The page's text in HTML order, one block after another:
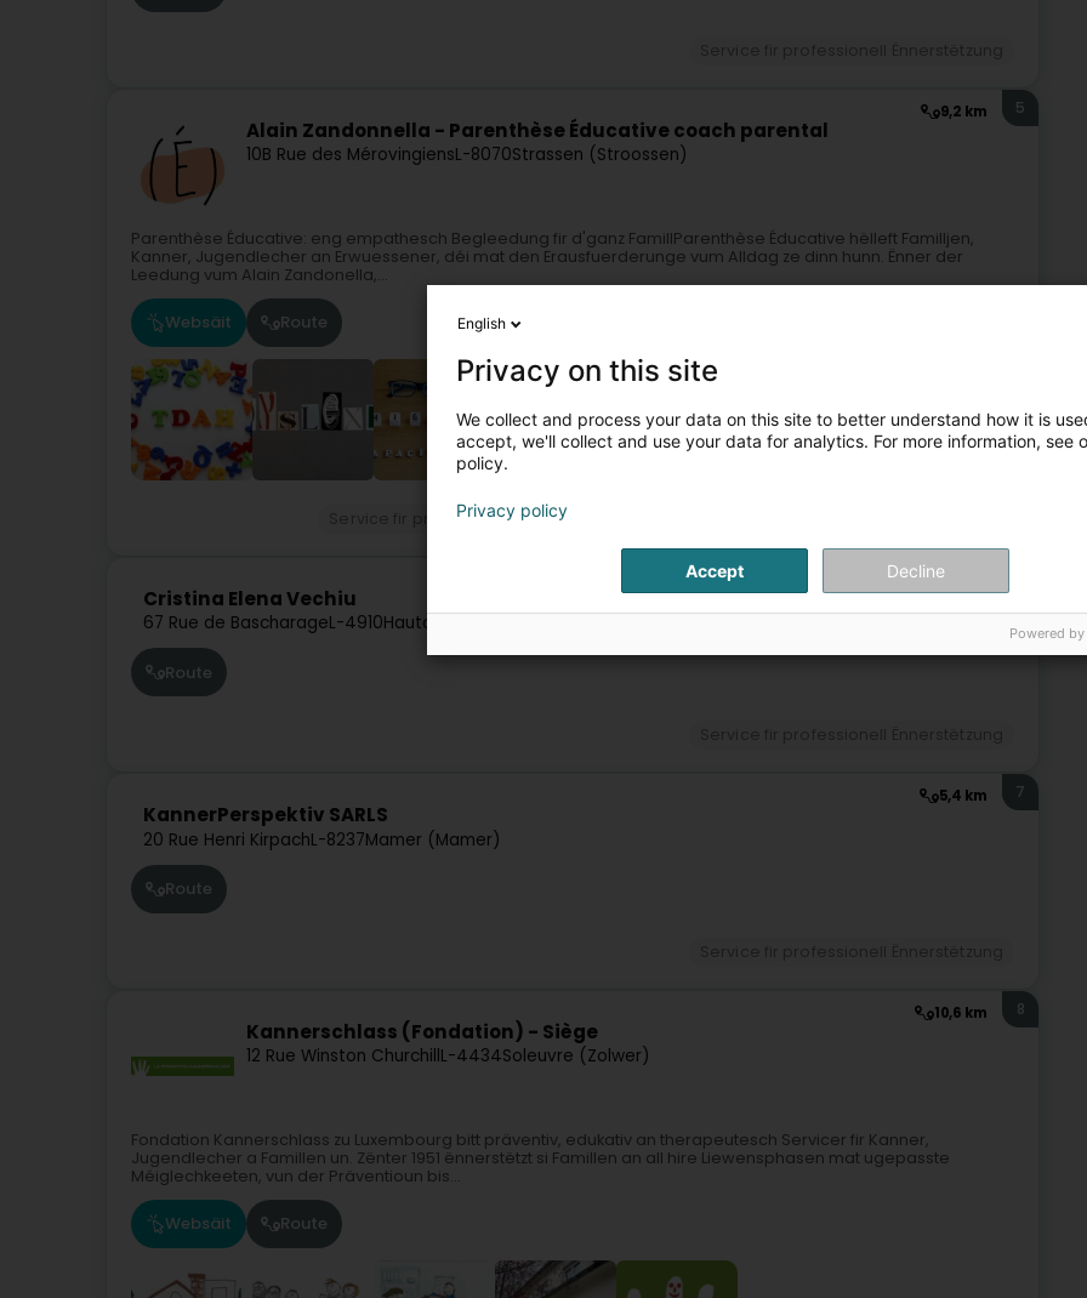
9,2 km
Alain Zandonnella - Parenthèse Éducative coach parental
10B Rue des MérovingiensL-8070Strassen (Stroossen)
5
Parenthèse Éducative: eng empathesch Begleedung fir d'ganz FamillParenthèse Éducative hëlleft Familljen,
Kanner, Jugendlecher an Erwuessener, déi mat den Erausfuerderunge vum Alldag ze dinn hunn. Ënner der
Leedung vum Alain Zandonella,...
Websäit Route
Service fir professionell Ënnerstëtzung
5,1 km
Cristina Elena Vechiu
67 Rue de BascharageL-4910Hautcharage (Uewerkäerjeng)
Route
5,4 km
KannerPerspektiv SARLS
20 Rue Henri KirpachL-8237Mamer (Mamer)
7
Route
10,6 km
Kannerschlass (Fondation) - Siège
12 Rue Winston ChurchillL-4434Soleuvre (Zolwer)
8
Fondation Kannerschlass zu Luxembourg bitt präventiv, edukativ an therapeutesch Servicer fir Kanner,
Jugendlecher a Famillen un. Zënter 1951 ënnerstëtzt si Famillen an all hire Liewensphasen mat ugepasste
Méiglechkeeten, vun der Präventioun bis...
Websäit Route
English
Privacy on this site
We collect and process your data on this site to better understand how it is
accept, we'll collect and use your data for analytics. For more information, see
policy.
Privacy policy
Accept Decline
Powered by